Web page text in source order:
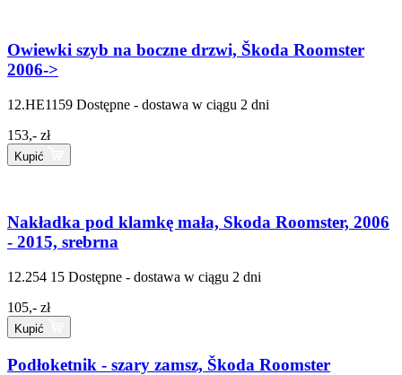
Owiewki szyb na boczne drzwi, Škoda Roomster
2006->
12.HE1159 Dostępne - dostawa w ciągu 2 dni
153,- zł
Kupić
Nakładka pod klamkę mała, Skoda Roomster, 2006
- 2015, srebrna
12.254 15 Dostępne - dostawa w ciągu 2 dni
105,- zł
Kupić
Podłoketnik - szary zamsz, Škoda Roomster